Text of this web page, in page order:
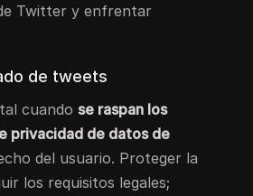
Twitter y enfrentar
de tweets
cuandose raspan los
privacidad de datos de
del usuario. Proteger la
los requisitos legales;